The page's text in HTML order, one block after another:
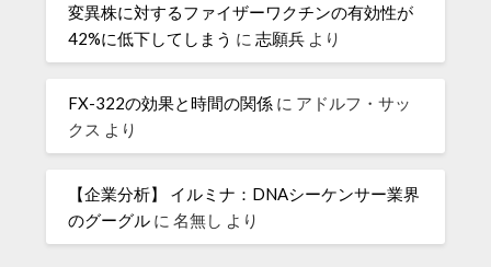
変異株に対するファイザーワクチンの有効性が
42%に低下してしまう に志願兵 より
FX-322の効果と時間の関係 に アドルフ・サッ
クス より
【企業分析】 イルミナ：DNAシーケンサー業界
のグーグル に名無し より